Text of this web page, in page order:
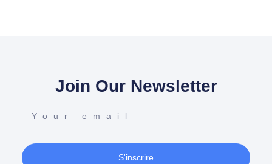
Join Our Newsletter
S'inscrire